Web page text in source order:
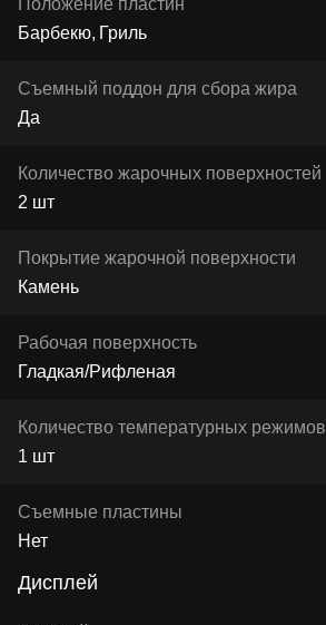
Положение пластин
Барбекю Гриль
Съемный поддон для сбора жира
Да
Количество жарочных поверхностей
2 шт
Покрытие жарочной поверхности
Камень
Рабочая поверхность
Гладкая/Рифленая
Количество температурных режимов
1 шт
Съемные пластины
Нет
Дисплей